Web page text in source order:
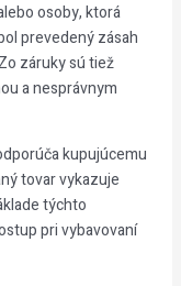
osoby, ktorá
prevedený zásah
záruky sú tiež
a nesprávnym
kupujúcemu
tovar vykazuje
týchto
pri vybavovaní